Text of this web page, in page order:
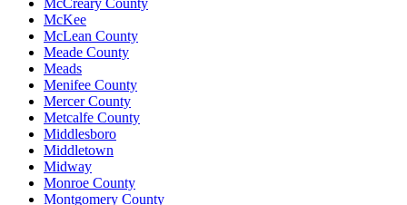
McKee
McLean County
Meade County
Meads
Menifee County
Mercer County
Metcalfe County
Middlesboro
Middletown
Midway
Monroe County
Montgomery County